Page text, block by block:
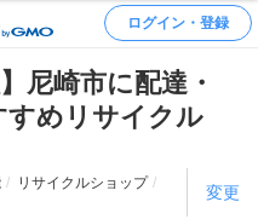
ログイン・登録
尼崎市に配達・
すめリサイクル
リサイクルショップ
変更